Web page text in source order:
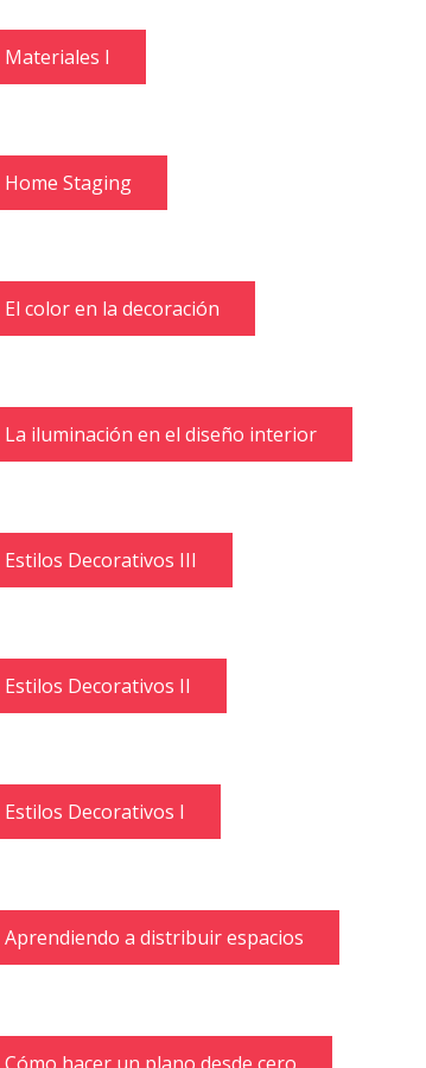
Materiales I
Home Staging
El color en la decoración
La iluminación en el diseño interior
Estilos Decorativos III
Estilos Decorativos II
Estilos Decorativos I
Aprendiendo a distribuir espacios